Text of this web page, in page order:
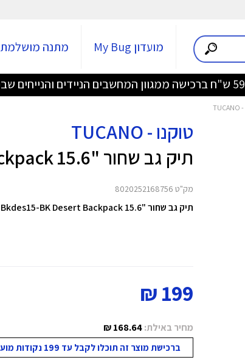
מועדון My Bug מתנה מושלמת
טוקנו - TUCANO
תיק גב שחור "15.6 Bkdes15-BK Desert Backpack
מק"ט 8020252168756
תיק גב שחור "Bkdes15-BK Desert Backpack 15.6 מבית TUCANO.
199 ₪
מחיר באילת:168.64 ₪
ברכישת מוצר זה תוכלו לקבל עד 199 נקודות מועדון!